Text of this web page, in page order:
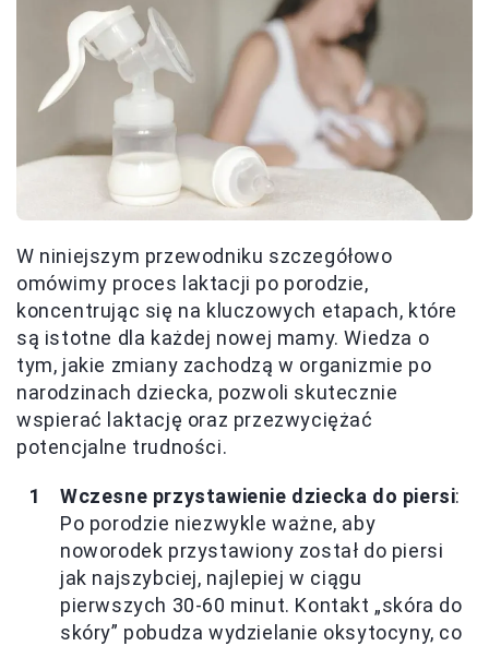
W niniejszym przewodniku szczegółowo
omówimy proces laktacji po porodzie,
koncentrując się na kluczowych etapach, które
są istotne dla każdej nowej mamy. Wiedza o
tym, jakie zmiany zachodzą w organizmie po
narodzinach dziecka, pozwoli skutecznie
wspierać laktację oraz przezwyciężać
potencjalne trudności.
Wczesne przystawienie dziecka do piersi:
Po porodzie niezwykle ważne, aby
noworodek przystawiony został do piersi
jak najszybciej, najlepiej w ciągu
pierwszych 30-60 minut. Kontakt „skóra do
skóry” pobudza wydzielanie oksytocyny, co